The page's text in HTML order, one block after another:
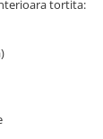
tortita: